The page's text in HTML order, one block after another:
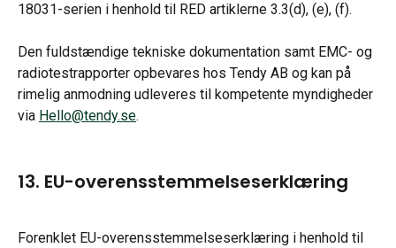
18031-serien i henhold til RED artiklerne 3.3(d), (e), (f).
Den fuldstændige tekniske dokumentation samt EMC- og
radiotestrapporter opbevares hos Tendy AB og kan på
rimelig anmodning udleveres til kompetente myndigheder
via Hello@tendy.se.
13. EU-overensstemmelseserklæring
Forenklet EU-overensstemmelseserklæring i henhold til